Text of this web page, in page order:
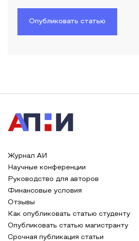
Опубликовать статью
Журнал АИ
Научные конференции
Руководство для авторов
Финансовые условия
Отзывы
Как опубликовать статью студенту
Опубликовать статью магистранту
Срочная публикация статьи